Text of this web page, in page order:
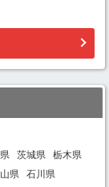
茨城県
栃木県
県
石川県